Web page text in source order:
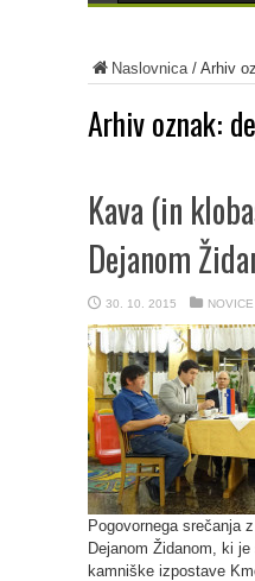
Naslovnica/ Arhiv
Arhiv oznak:
Kava (in
Dejanom
30. 10. 2015 NOVICE
Pogovornega srečanja
Dejanom Židanom, ki
kamniške izpostave